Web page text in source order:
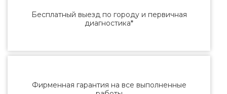
Бесплатный выезд по городу и первичная
диагностика*
Фирменная гарантия на все выполненные